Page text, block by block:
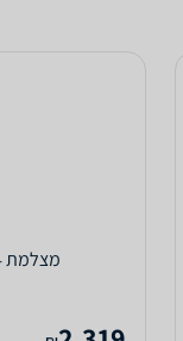
מצלמת DJI Osmo Pocket 4